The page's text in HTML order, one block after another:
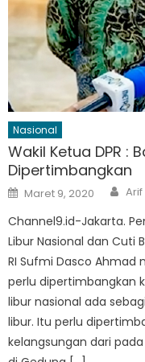
Nasional
Wakil Ketua DPR :
Dipertimbangkan
Posted
on
Maret 9, 2020 Arif
Channel9.id-Jakarta.
Libur Nasional dan Cuti
RI Sufmi Dasco
perlu dipertimbangkan
libur nasional ada
libur. Itu perlu
kelangsungan dari